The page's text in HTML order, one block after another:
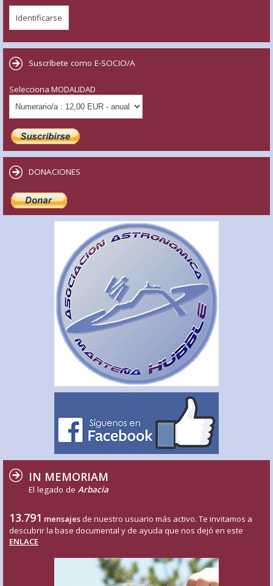
Suscríbete como E-SOCIO/A
Selecciona MODALIDAD
DONACIONES
IN MEMORIAM
El legado de Arbacia
13.791 mensajes de nuestro usuario más activo. Te invitamos a
descubrir la base documental y de ayuda que nos dejó en este
ENLACE